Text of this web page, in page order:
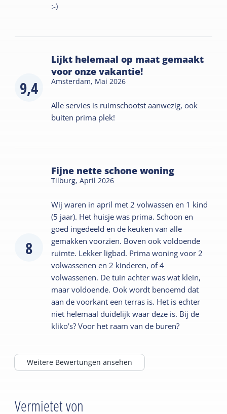
:-)
9,4
Lijkt helemaal op maat gemaakt
voor onze vakantie!
Amsterdam, Mai 2026
Alle servies is ruimschootst aanwezig, ook
buiten prima plek!
8
Fijne nette schone woning
Tilburg,April 2026
Wij waren in april met 2 volwassen en 1 kind
(5 jaar). Het huisje was prima. Schoon en
goed ingedeeld en de keuken van alle
gemakken voorzien. Boven ook voldoende
ruimte. Lekker ligbad. Prima woning voor 2
volwassenen en 2 kinderen, of 4
volwassenen. De tuin achter was wat klein,
maar voldoende. Ook wordt benoemd dat
aan de voorkant een terras is. Het is echter
niet helemaal duidelijk waar deze is. Bij de
kliko's? Voor het raam van de buren?
Weitere Bewertungen ansehen
Vermietet von